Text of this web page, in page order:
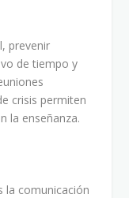
prevenir
de tiempo y
crisis permiten
la enseñanza.
la comunicación